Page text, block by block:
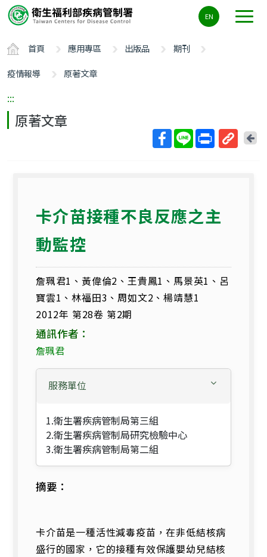
要
容
ALT+C
EN
首頁 應用專區 出版品
期刊
疫情報導
原著文章
:::
原著文章
址
回
卡介苗接種不良反應之主
動監控
詹珮君1、黃偉倫2、王貴鳳1、馬景英1、呂
寶雲1、林福田3、周如文2、楊靖慧1
2012年 第28卷 第2期
通訊作者：
詹珮君
服務單位
1.衛生署疾病管制局第三組
2.衛生署疾病管制局研究檢驗中心
3.衛生署疾病管制局第二組
摘要：
卡介苗是一種活性減毒疫苗，在非低結核病
盛行的國家，它的接種有效保護嬰幼兒結核